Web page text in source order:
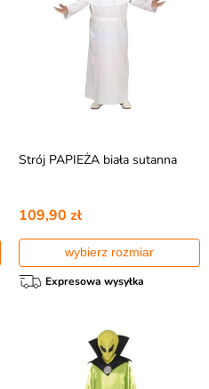
Strój PAPIEŻA biała sutanna
109,90 zł
wybierz rozmiar
Expresowa wysyłka